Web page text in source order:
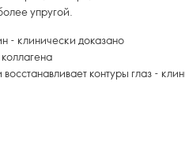
упругой.
- клинически доказано
контуры глаз -